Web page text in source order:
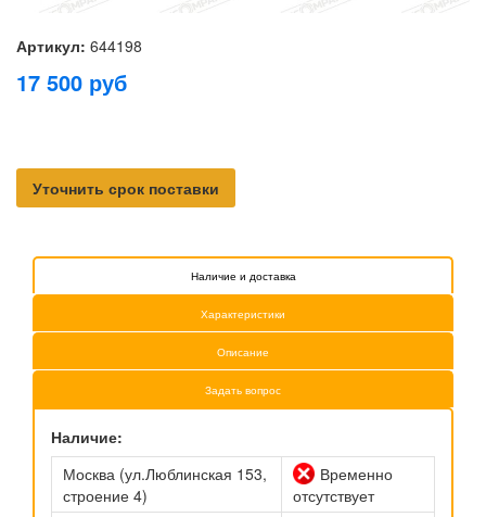
Артикул: 644198
17 500 руб
Уточнить срок поставки
Наличие и доставка
Характеристики
Описание
Задать вопрос
Наличие:
Москва (ул.Люблинская 153,
строение 4)
Временно
отсутствует